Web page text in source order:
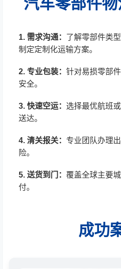
1. 需求沟通： 了解零部件类
制定定制化运输方案。
2. 专业包装： 针对易损零部
安全。
3. 快速空运： 选择最优航班
送达。
4. 清关报关： 专业团队办理
险。
5. 送货到门： 覆盖全球主要
付。
成功